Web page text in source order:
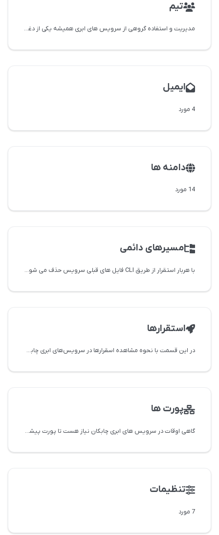
تیم
مدیریت و استفاده گروهی از سرویس های ابری همیشه یکی از دغدغه ها بوده و هست، اما ما در چابکان راه حلی برای
ایمیل
4 مورد
دامنه ها
14 مورد
مسیرهای دائمی
با هربار استقرار از طریق CLI فایل های قبلی سرویس حذف می شوند و فایل های جدید جایگزین آن ها می شوند. بعضی
استقرارها
در این قسمت با نحوه مشاهده اسقرارها در سرویس‌های ابری چابکان آشنا می‌شوید.
پورت ها
گاهی اوقات در سرویس های ابری چابکان نیاز هست تا پورت پیشفرض سرویس را تغییر دهید و یا پورت جدیدی روی سرویس
تنظیمات
7 مورد